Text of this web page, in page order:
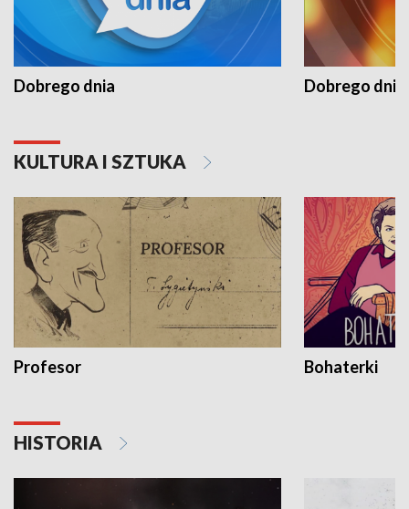
Dobrego dnia Dobrego dnia
KULTURA I SZTUKA
Profesor Bohaterki
HISTORIA